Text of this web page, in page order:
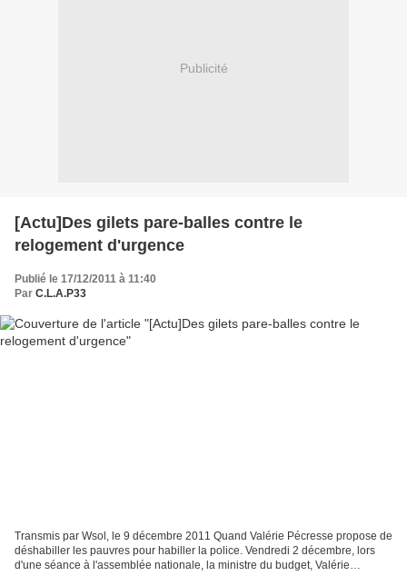
Publicité
[Actu]Des gilets pare-balles contre le
relogement d'urgence
Publié le 17/12/2011 à 11:40
Par C.L.A.P33
Transmis par Wsol, le 9 décembre 2011 Quand Valérie Pécresse propose de
déshabiller les pauvres pour habiller la police. Vendredi 2 décembre, lors
d'une séance à l'assemblée nationale, la ministre du budget, Valérie